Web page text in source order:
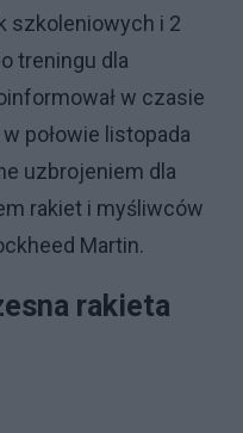
szkoleniowych i 2
treningu dla
w czasie
połowie listopada
uzbrojeniem dla
rakiet i myśliwców
Martin.
rakieta